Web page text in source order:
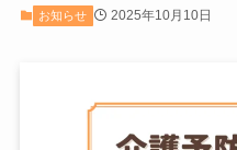
お知らせ 2025年10月10日